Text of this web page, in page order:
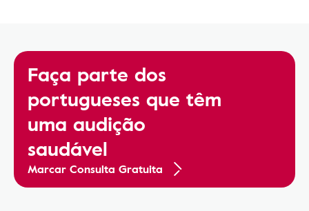
Faça parte dos
portugueses que têm
uma audição
saudável
Marcar Consulta Gratuita